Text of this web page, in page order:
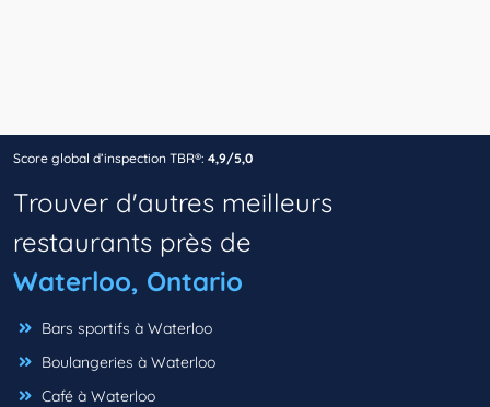
Score global d’inspection TBR®: 4,9/5,0
Trouver d'autres meilleurs
restaurants près de
Waterloo, Ontario
Bars sportifs à Waterloo
Boulangeries à Waterloo
Café à Waterloo